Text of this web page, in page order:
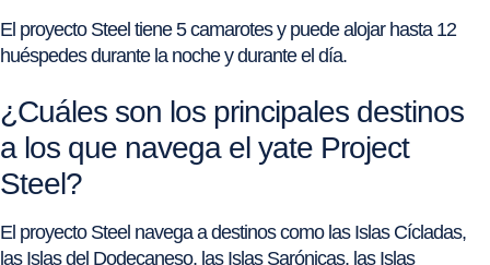
El proyecto Steel tiene 5 camarotes y puede alojar hasta 12
huéspedes durante la noche y durante el día.
¿Cuáles son los principales destinos
a los que navega el yate Project
Steel?
El proyecto Steel navega a destinos como las Islas Cícladas,
las Islas del Dodecaneso, las Islas Sarónicas, las Islas